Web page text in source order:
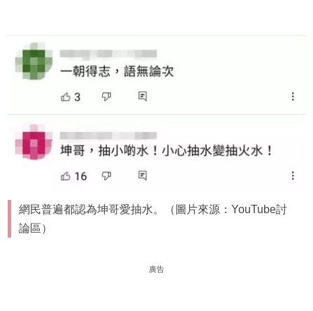
網民普遍都認為坤哥愛抽水。（圖片來源：YouTube討
論區）
廣告